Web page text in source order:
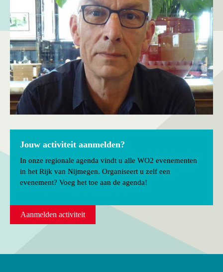
Jouw activiteit aanmelden?
In onze regionale agenda vindt u alle WO2 evenementen
in het Rijk van Nijmegen. Organiseert u zelf een
evenement? Voeg het toe aan de agenda!
Aanmelden activiteit